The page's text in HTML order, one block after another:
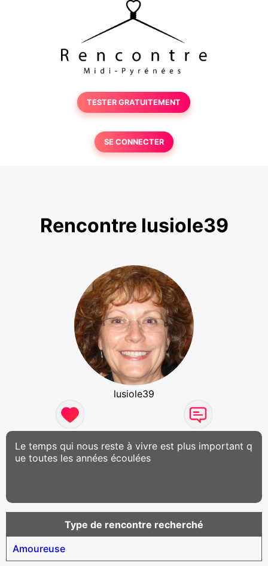
TESTER GRATUITEMENT
SE CONNECTER
Rencontre lusiole39
lusiole39
Le temps qui nous reste à vivre est plus important q
ue toutes les années écoulées
Type de rencontre recherché
Amoureuse